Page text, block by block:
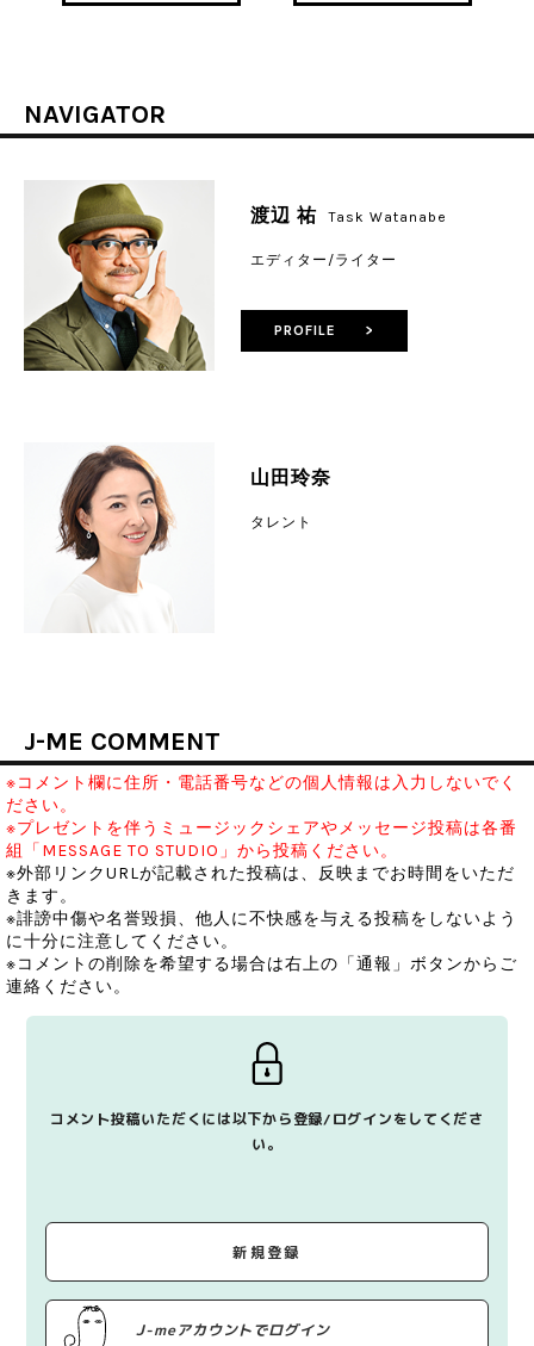
NAVIGATOR
渡辺 祐 Task Watanabe
エディター/ライター
山田玲奈
タレント
PROFILE >
J-ME COMMENT
※コメント欄に住所・電話番号などの個人情報は入力しないでく
ださい。
※プレゼントを伴うミュージックシェアやメッセージ投稿は各番
組「MESSAGE TO STUDIO」から投稿ください。
※外部リンクURLが記載された投稿は、反映までお時間をいただ
きます。
※誹謗中傷や名誉毀損、他人に不快感を与える投稿をしないよう
に十分に注意してください。
※コメントの削除を希望する場合は右上の「通報」ボタンからご
連絡ください。
コメント投稿いただくには以下から登録/ログインをしてくださ
い。
新規登録
J-meアカウントでログイン